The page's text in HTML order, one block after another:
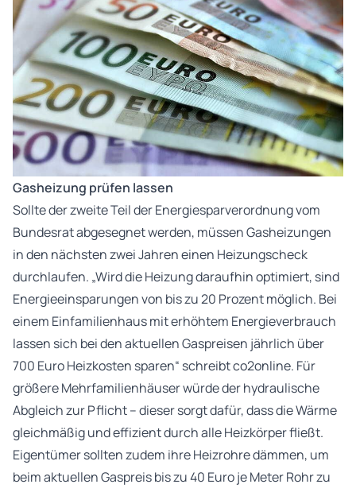
Gasheizung prüfen lassen
Sollte der zweite Teil der Energiesparverordnung vom
Bundesrat abgesegnet werden, müssen Gasheizungen
in den nächsten zwei Jahren einen Heizungscheck
durchlaufen. „Wird die Heizung daraufhin optimiert, sind
Energieeinsparungen von bis zu 20 Prozent möglich. Bei
einem Einfamilienhaus mit erhöhtem Energieverbrauch
lassen sich bei den aktuellen Gaspreisen jährlich über
700 Euro Heizkosten sparen“ schreibt co2online. Für
größere Mehrfamilienhäuser würde der hydraulische
Abgleich zur Pflicht – dieser sorgt dafür, dass die Wärme
gleichmäßig und effizient durch alle Heizkörper fließt.
Eigentümer sollten zudem ihre Heizrohre dämmen, um
beim aktuellen Gaspreis bis zu 40 Euro je Meter Rohr zu